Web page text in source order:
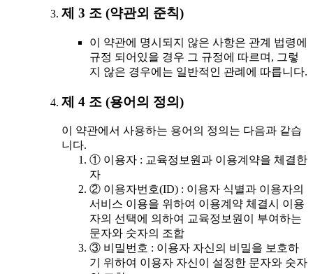
제 3 조 (약관외 준칙)
이 약관에 명시되지 않은 사항은 관계 법령에
규정 되어있을 경우 그 규정에 따르며, 그렇
지 않은 경우에는 일반적인 관례에 따릅니다.
제 4 조 (용어의 정의)
이 약관에서 사용하는 용어의 정의는 다음과 같습
니다.
① 이용자 : 교육정보원과 이용계약을 체결한
자
② 이용자번호(ID) : 이용자 식별과 이용자의
서비스 이용을 위하여 이용계약 체결시 이용
자의 선택에 의하여 교육정보원이 부여하는
문자와 숫자의 조합
③ 비밀번호 : 이용자 자신의 비밀을 보호하
기 위하여 이용자 자신이 설정한 문자와 숫자